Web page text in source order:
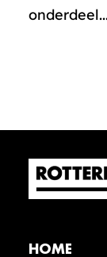
HOME